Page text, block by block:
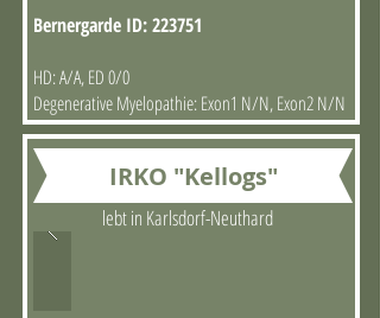
Bernergarde ID: 223751
HD: A/A, ED 0/0
Degenerative Myelopathie: Exon1 N/N, Exon2 N/N
IRKO "Kellogs"
lebt in Karlsdorf-Neuthard